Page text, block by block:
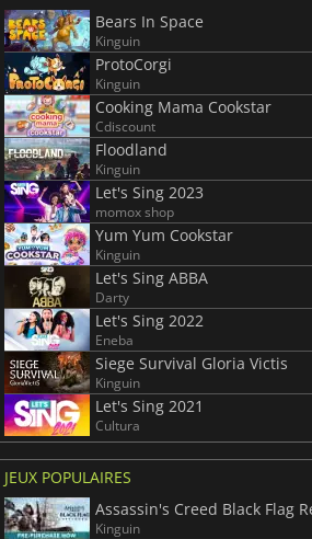
Bears In Space
Kinguin
ProtoCorgi
Kinguin
Cooking Mama Cookstar
Cdiscount
Floodland
Kinguin
Let's Sing 2023
momox shop
Yum Yum Cookstar
Kinguin
Let's Sing ABBA
Darty
Let's Sing 2022
Eneba
Siege Survival Gloria Victis
Kinguin
Let's Sing 2021
Cultura
JEUX POPULAIRES
Kinguin